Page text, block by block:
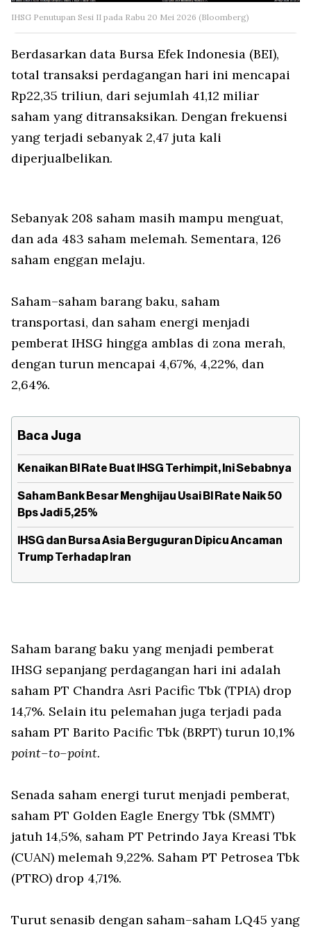
IHSG Penutupan Sesi II pada Rabu 20 Mei 2026 (Bloomberg)
Berdasarkan data Bursa Efek Indonesia (BEI),
total transaksi perdagangan hari ini mencapai
Rp22,35 triliun, dari sejumlah 41,12 miliar
saham yang ditransaksikan. Dengan frekuensi
yang terjadi sebanyak 2,47 juta kali
diperjualbelikan.
Sebanyak 208 saham masih mampu menguat,
dan ada 483 saham melemah. Sementara, 126
saham enggan melaju.
Saham–saham barang baku, saham
transportasi, dan saham energi menjadi
pemberat IHSG hingga amblas di zona merah,
dengan turun mencapai 4,67%, 4,22%, dan
2,64%.
Baca Juga
Kenaikan BI Rate Buat IHSG Terhimpit, Ini Sebabnya
Saham Bank Besar Menghijau Usai BI Rate Naik 50
Bps Jadi 5,25%
IHSG dan Bursa Asia Berguguran Dipicu Ancaman
Trump Terhadap Iran
Saham barang baku yang menjadi pemberat
IHSG sepanjang perdagangan hari ini adalah
saham PT Chandra Asri Pacific Tbk (TPIA) drop
14,7%. Selain itu pelemahan juga terjadi pada
saham PT Barito Pacific Tbk (BRPT) turun 10,1%
point–to–point.
Senada saham energi turut menjadi pemberat,
saham PT Golden Eagle Energy Tbk (SMMT)
jatuh 14,5%, saham PT Petrindo Jaya Kreasi Tbk
(CUAN) melemah 9,22%. Saham PT Petrosea Tbk
(PTRO) drop 4,71%.
Turut senasib dengan saham–saham LQ45 yang